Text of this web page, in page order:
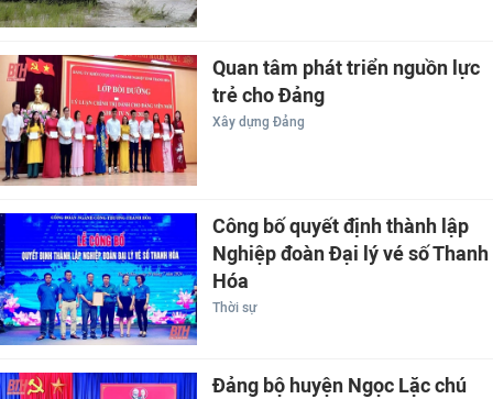
Quan tâm phát triển nguồn lực
trẻ cho Đảng
Xây dựng Đảng
Công bố quyết định thành lập
Nghiệp đoàn Đại lý vé số Thanh
Hóa
Thời sự
Đảng bộ huyện Ngọc Lặc chú